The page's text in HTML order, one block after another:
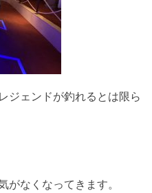
ジェンドが釣れるとは限ら
がなくなってきます。